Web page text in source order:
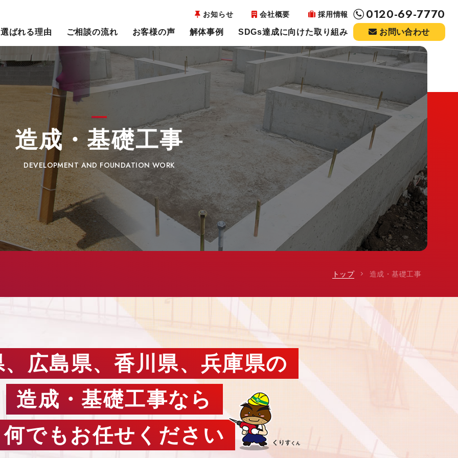
お知らせ 会社概要 採用情報
選ばれる理由 ご相談の流れ お客様の声 解体事例 SDGs達成に向けた取り組み
0120-69-7770
お問い合わせ
造成・基礎工事
DEVELOPMENT AND FOUNDATION WORK
トップ 造成・基礎工事
、広島県、香川県、兵庫県の
造成・基礎工事なら
何でもお任せください